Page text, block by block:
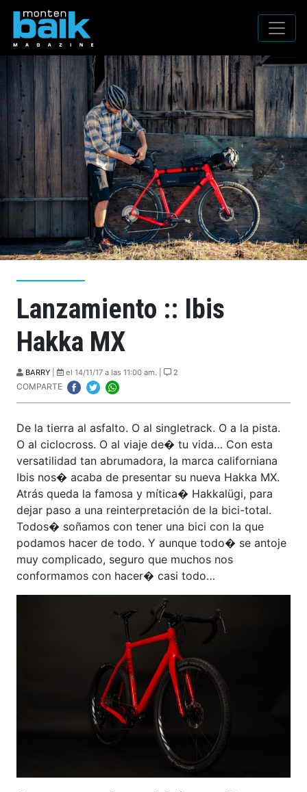
Lanzamiento :: Ibis
Hakka MX
BARRY el 14/11/17 a las 11:00 am. | 2
COMPARTE
De la tierra al asfalto. O al singletrack. O a la pista.
O al ciclocross. O al viaje de� tu vida… Con esta
versatilidad tan abrumadora, la marca californiana
Ibis nos� acaba de presentar su nueva Hakka MX.
Atrás queda la famosa y mítica� Hakkalügi, para
dejar paso a una reinterpretación de la bici-total.
Todos� soñamos con tener una bici con la que
podamos hacer de todo. Y aunque todo� se antoje
muy complicado, seguro que muchos nos
conformamos con hacer� casi todo…